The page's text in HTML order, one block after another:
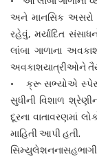
અને માનસિક અસરો
રહેવું, મર્યાદિત
લાંબા ગાળાના
અવકાશયાત્રીઓને
• ક્રૂ સભ્યોએ
સુધીની વિશાળ
દૂરના વાતાવરણમાં
માહિતી આપી હતી.